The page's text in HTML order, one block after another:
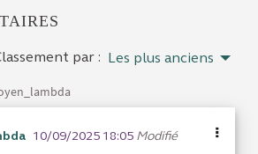
par : Les plus anciens
10/09/2025 18:05 Modifié